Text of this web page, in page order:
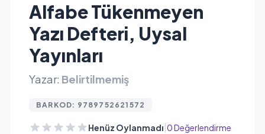
Alfabe Tükenmeyen
Yazı Defteri, Uysal
Yayınları
Yazar: Belirtilmemiş
BARKOD: 9789752621572
Henüz Oylanmadı 0 Değerlendirme